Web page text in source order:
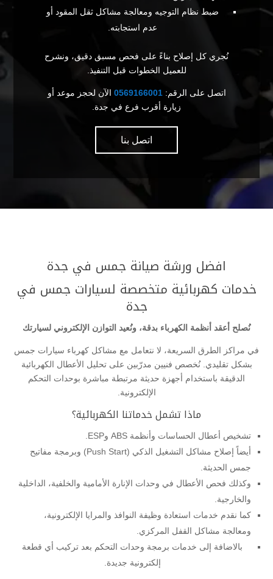
ضبط نظام التوجيه ومعالجة مشاكل ثقل المقود أو
عدم استجابته.
نُجري كل إصلاح بناءً على فحص مسبق دقيق، ونشرح
للعميل الخطوات قبل التنفيذ.
اتصل على الرقم:0569166001 الآن لحجز موعد أو
زيارة أقرب فرع في جدة.
اتصل بنا
افضل ورشة صيانة جمس في جدة
خدمات كهربائية متخصصة لسيارات جمس في
جدة
نُصلح أعقد أنظمة الكهرباء بدقة، ونُعيد التوازن الإلكتروني لسيارتك
في مراكز الطرق السريعة، لا نتعامل مع مشاكل كهرباء سيارات جمس
بشكل تقليدي. نُخصص فنيين مدرّبين على تحليل الأعطال الكهربائية
الدقيقة باستخدام أجهزة حديثة مرتبطة مباشرة بوحدات التحكم
الإلكترونية.
ماذا تشمل خدماتنا الكهربائية؟
تشخيص أعطال الحساسات وأنظمة ABS وESP.
أيضاً إصلاح مشاكل التشغيل الذكي (Push Start) وبرمجة مفاتيح
جمس الحديثة.
وكذلك فحص الأعطال في وحدات الإنارة الأمامية والخلفية، الداخلية
والخارجية.
كما نقدم خدمات استعادة وظيفة النوافذ والمرايا الإلكترونية،
ومعالجة مشاكل القفل المركزي.
بالاضافة إلى خدمات برمجة وحدات التحكم بعد تركيب أي قطعة
إلكترونية جديدة.